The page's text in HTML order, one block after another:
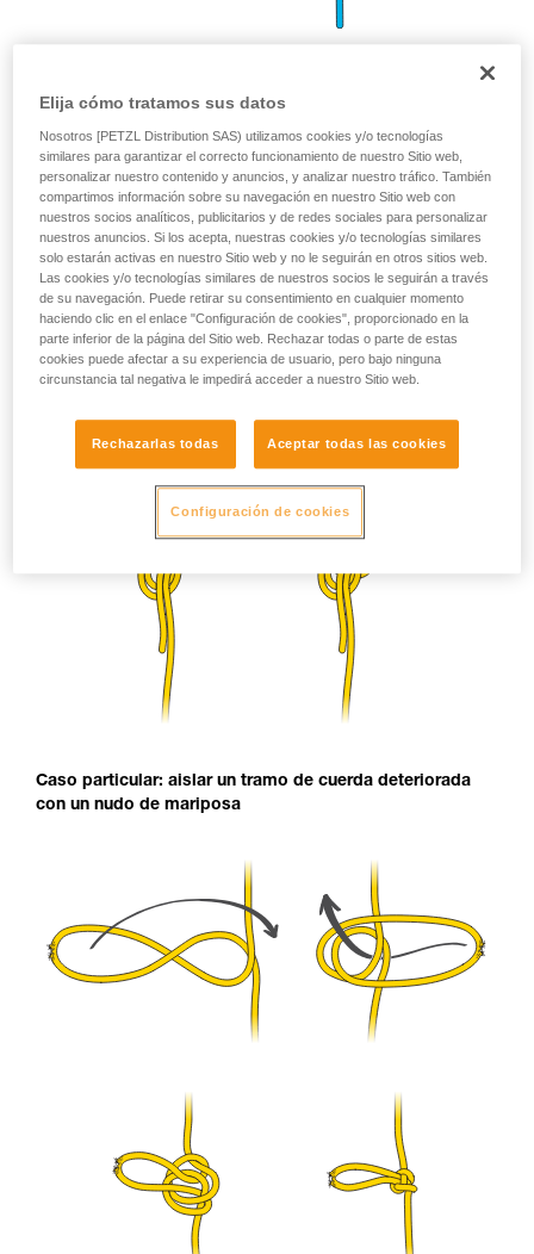
Nudo de ocho doble u ocho con orejas
Caso particular: aislar un tramo de cuerda deteriorada
con un nudo de mariposa
Elija cómo tratamos sus datos
Nosotros [PETZL Distribution SAS) utilizamos cookies y/o tecnologías
similares para garantizar el correcto funcionamiento de nuestro Sitio web,
personalizar nuestro contenido y anuncios, y analizar nuestro tráfico. También
compartimos información sobre su navegación en nuestro Sitio web con
nuestros socios analíticos, publicitarios y de redes sociales para personalizar
nuestros anuncios. Si los acepta, nuestras cookies y/o tecnologías similares
solo estarán activas en nuestro Sitio web y no le seguirán en otros sitios web.
Las cookies y/o tecnologías similares de nuestros socios le seguirán a través
de su navegación. Puede retirar su consentimiento en cualquier momento
haciendo clic en el enlace "Configuración de cookies", proporcionado en la
parte inferior de la página del Sitio web. Rechazar todas o parte de estas
cookies puede afectar a su experiencia de usuario, pero bajo ninguna
circunstancia tal negativa le impedirá acceder a nuestro Sitio web.
Rechazarlas todas Aceptar todas las cookies
Configuración de cookies